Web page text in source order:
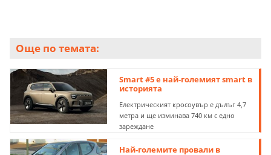
Още по темата:
Smart #5 e най-големият smart в
историята
Електрическият кросоувър е дълъг 4,7
метра и ще изминава 740 км с едно
зареждане
Най-големите провали в